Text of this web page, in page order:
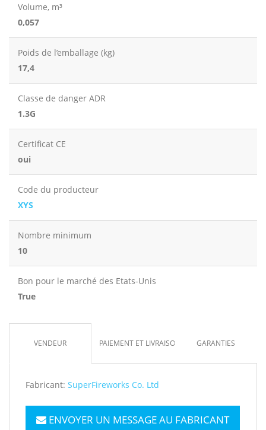
Volume, m³
0,057
Poids de l’emballage (kg)
17,4
Classe de danger ADR
1.3G
Certificat CE
oui
Code du producteur
XYS
Nombre minimum
10
Bon pour le marché des Etats-Unis
True
VENDEUR PAIEMENT ET LIVRAISON GARANTIES
Fabricant: SuperFireworks Co. Ltd
ENVOYER UN MESSAGE AU FABRICANT